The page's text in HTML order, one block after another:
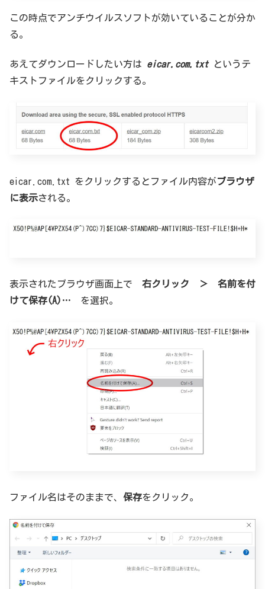
この時点でアンチウイルスソフトが効いていることが分か
る。
あえてダウンロードしたい方は eicar.com.txtというテ
キストファイルをクリックする。
eicar.com.txt をクリックするとファイル内容がブラウザ
に表示される。
表示されたブラウザ画面上で 右クリック ＞ 名前を付
けて保存(A)… を選択。
ファイル名はそのままで、 保存をクリック。